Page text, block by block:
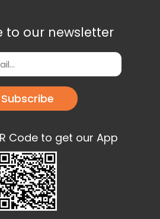
to our newsletter
Subscribe
Code to get our App